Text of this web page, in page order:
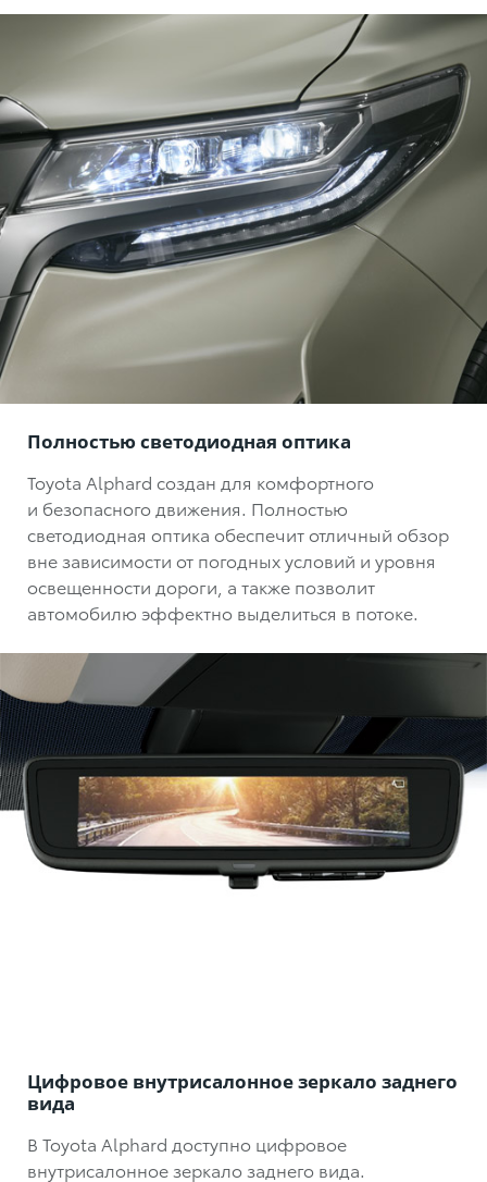
Полностью светодиодная оптика
Toyota Alphard создан для комфортного
и безопасного движения. Полностью
светодиодная оптика обеспечит отличный обзор
вне зависимости от погодных условий и уровня
освещенности дороги, а также позволит
автомобилю эффектно выделиться в потоке.
Цифровое внутрисалонное зеркало заднего
вида
В Toyota Alphard доступно цифровое
внутрисалонное зеркало заднего вида.